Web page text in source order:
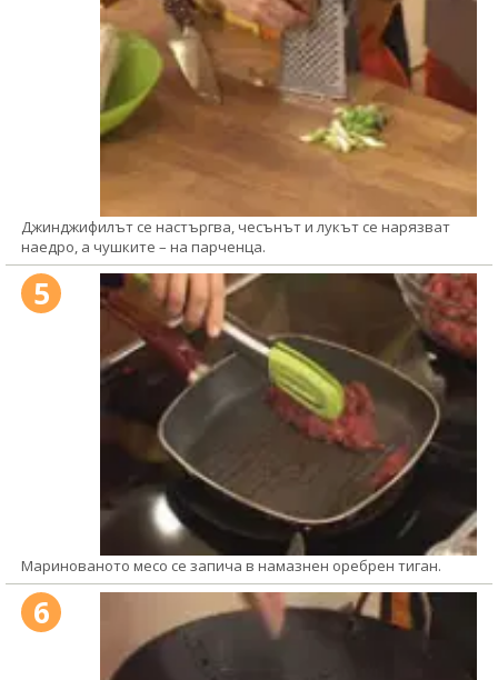
Джинджифилът се настъргва, чесънът и лукът се нарязват
наедро, а чушките – на парченца.
5
Маринованото месо се запича в намазнен оребрен тиган.
6